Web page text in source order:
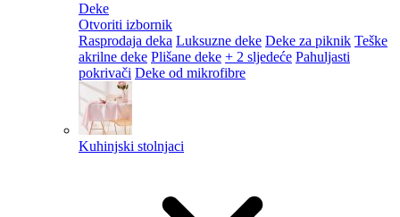
Deke
Otvoriti izbornik
Rasprodaja deka Luksuzne deke Deke za piknik Teške
akrilne deke Plišane deke + 2 sljedeće Pahuljasti
pokrivači Deke od mikrofibre
Kuhinjski stolnjaci